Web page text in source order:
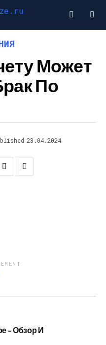
Может
По
23.04.2024
– Обзор И